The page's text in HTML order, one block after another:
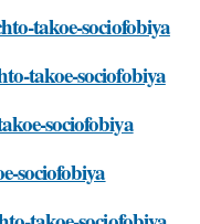
takoe-sociofobiya
takoe-sociofobiya
sociofobiya
sociofobiya